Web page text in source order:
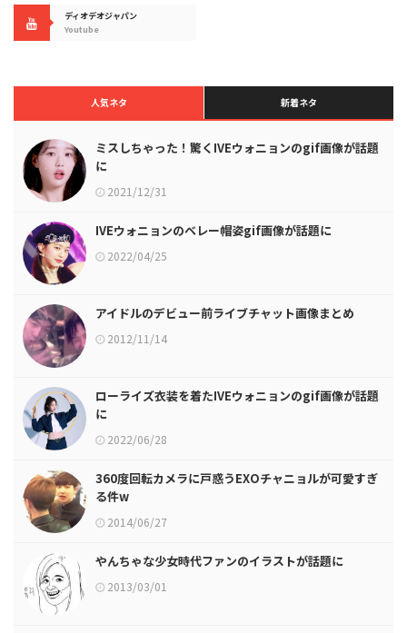
ディオデオジャパン
Youtube
人気ネタ 新着ネタ
ミスしちゃった！驚くIVEウォニョンのgif画像が話題
に
2021/12/31
IVEウォニョンのベレー帽姿gif画像が話題に
2022/04/25
アイドルのデビュー前ライブチャット画像まとめ
2012/11/14
ローライズ衣装を着たIVEウォニョンのgif画像が話題
に
2022/06/28
360度回転カメラに戸惑うEXOチャニョルが可愛すぎ
る件w
2014/06/27
やんちゃな少女時代ファンのイラストが話題に
2013/03/01